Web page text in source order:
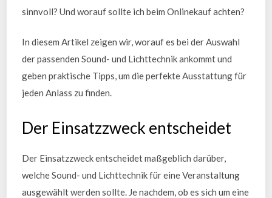
sinnvoll? Und worauf sollte ich beim Onlinekauf achten?
In diesem Artikel zeigen wir, worauf es bei der Auswahl
der passenden Sound- und Lichttechnik ankommt und
geben praktische Tipps, um die perfekte Ausstattung für
jeden Anlass zu finden.
Der Einsatzzweck entscheidet
Der Einsatzzweck entscheidet maßgeblich darüber,
welche Sound- und Lichttechnik für eine Veranstaltung
ausgewählt werden sollte. Je nachdem, ob es sich um eine